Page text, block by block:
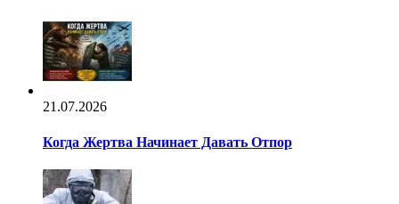
21.07.2026
Когда Жертва Начинает Давать Отпор